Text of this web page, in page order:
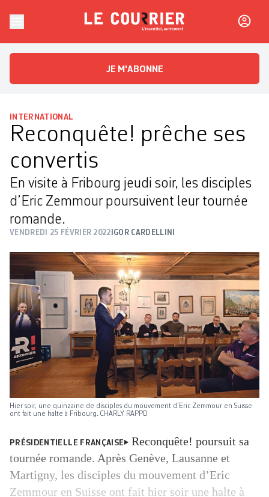
Le CourrierL'essentiel, autrement
JE M'ABONNE
INTERNATIONAL
Reconquête! prêche ses
convertis
En visite à Fribourg jeudi soir, les disciples
d’Eric Zemmour poursuivent leur tournée
romande.
VENDREDI 25 FÉVRIER 2022 IGOR CARDELLINI
Hier soir, une quinzaine de disciples du mouvement d’Eric Zemmour en Suisse
ont fait une halte à Fribourg. CHARLY RAPPO
PRÉSIDENTIELLE FRANÇAISE
Reconquête! poursuit sa
tournée romande. Après Genève, Lausanne et
Martigny, les disciples du mouvement d’Eric
Zemmour en Suisse ont fait hier soir une halte à